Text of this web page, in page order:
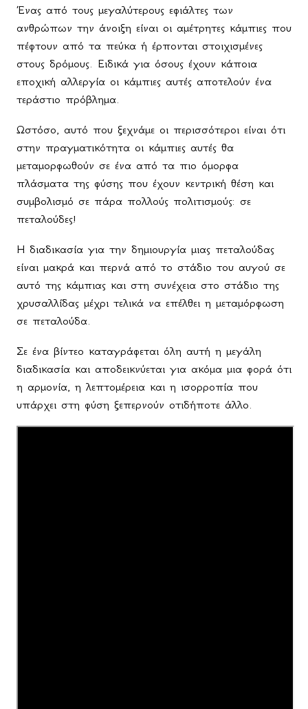
Ένας από τους μεγαλύτερους εφιάλτες των
ανθρώπων την άνοιξη είναι οι αμέτρητες κάμπιες που
πέφτουν από τα πεύκα ή έρπονται στοιχισμένες
στους δρόμους. Ειδικά για όσους έχουν κάποια
εποχική αλλεργία οι κάμπιες αυτές αποτελούν ένα
τεράστιο πρόβλημα.
Ωστόσο, αυτό που ξεχνάμε οι περισσότεροι είναι ότι
στην πραγματικότητα οι κάμπιες αυτές θα
μεταμορφωθούν σε ένα από τα πιο όμορφα
πλάσματα της φύσης που έχουν κεντρική θέση και
συμβολισμό σε πάρα πολλούς πολιτισμούς: σε
πεταλούδες!
Η διαδικασία για την δημιουργία μιας πεταλούδας
είναι μακρά και περνά από το στάδιο του αυγού σε
αυτό της κάμπιας και στη συνέχεια στο στάδιο της
χρυσαλλίδας μέχρι τελικά να επέλθει η μεταμόρφωση
σε πεταλούδα.
Σε ένα βίντεο καταγράφεται όλη αυτή η μεγάλη
διαδικασία και αποδεικνύεται για ακόμα μια φορά ότι
η αρμονία, η λεπτομέρεια και η ισορροπία που
υπάρχει στη φύση ξεπερνούν οτιδήποτε άλλο.